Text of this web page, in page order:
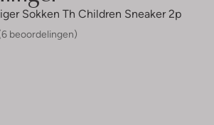
Sokken Th Children Sneaker 2p
beoordelingen)